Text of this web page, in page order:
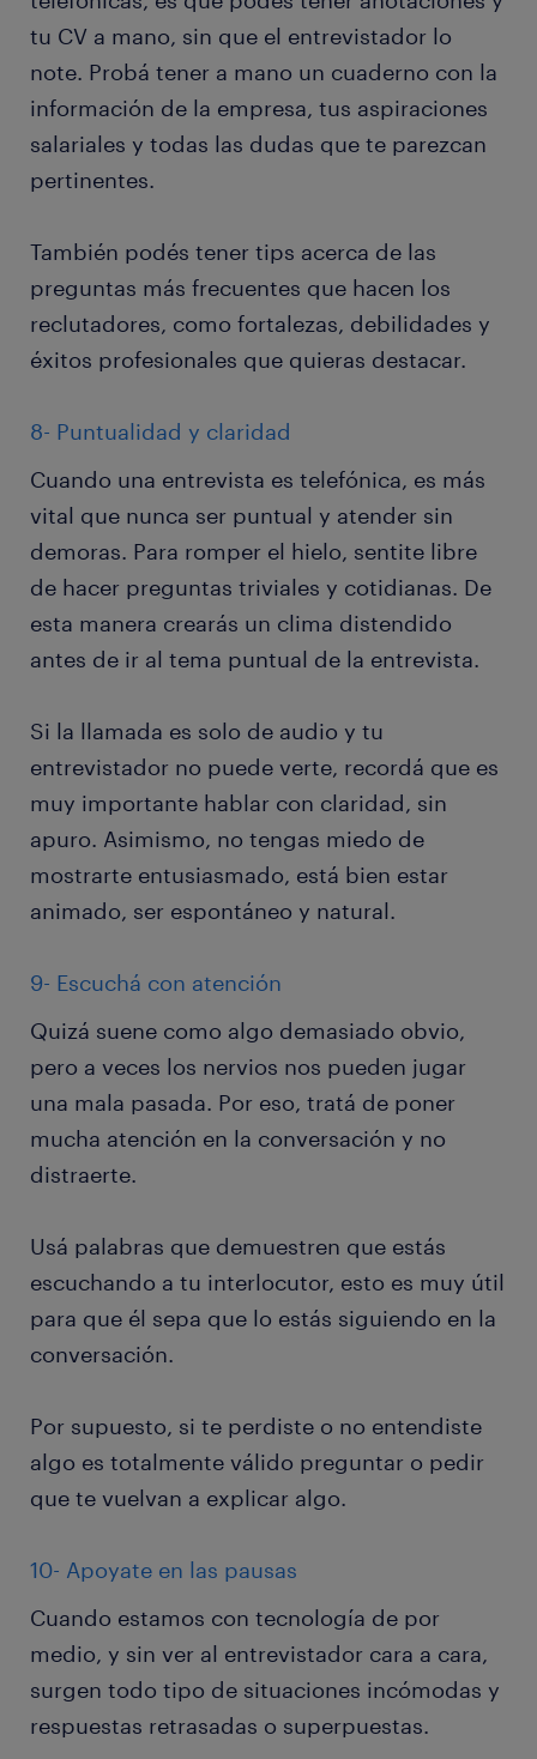
tu CV a mano, sin que el entrevistador lo
note. Probá tener a mano un cuaderno con la
información de la empresa, tus aspiraciones
salariales y todas las dudas que te parezcan
pertinentes.
También podés tener tips acerca de las
preguntas más frecuentes que hacen los
reclutadores, como fortalezas, debilidades y
éxitos profesionales que quieras destacar.
8- Puntualidad y claridad
Cuando una entrevista es telefónica, es más
vital que nunca ser puntual y atender sin
demoras. Para romper el hielo, sentite libre
de hacer preguntas triviales y cotidianas. De
esta manera crearás un clima distendido
antes de ir al tema puntual de la entrevista.
Si la llamada es solo de audio y tu
entrevistador no puede verte, recordá que es
muy importante hablar con claridad, sin
apuro. Asimismo, no tengas miedo de
mostrarte entusiasmado, está bien estar
animado, ser espontáneo y natural.
9- Escuchá con atención
Quizá suene como algo demasiado obvio,
pero a veces los nervios nos pueden jugar
una mala pasada. Por eso, tratá de poner
mucha atención en la conversación y no
distraerte.
Usá palabras que demuestren que estás
escuchando a tu interlocutor, esto es muy útil
para que él sepa que lo estás siguiendo en la
conversación.
Por supuesto, si te perdiste o no entendiste
algo es totalmente válido preguntar o pedir
que te vuelvan a explicar algo.
10- Apoyate en las pausas
Cuando estamos con tecnología de por
medio, y sin ver al entrevistador cara a cara,
surgen todo tipo de situaciones incómodas y
respuestas retrasadas o superpuestas.